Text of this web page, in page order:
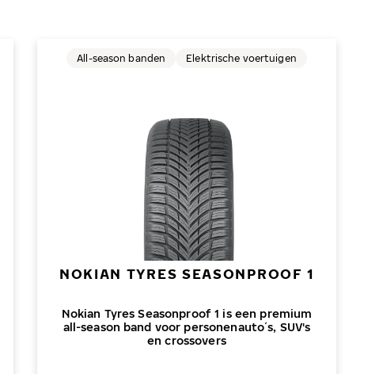
NOKIAN TYRES SEASONPROOF 1
Nokian Tyres Seasonproof 1 is een premium
all-season band voor personenauto´s, SUV's
en crossovers
All-season banden Elektrische voertuigen